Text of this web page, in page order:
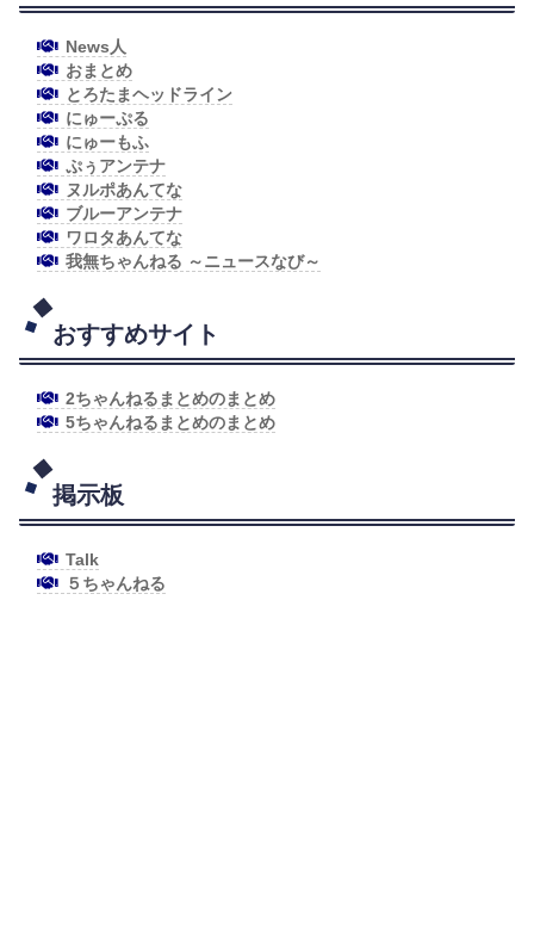
News人
おまとめ
とろたまヘッドライン
にゅーぷる
にゅーもふ
ぷぅアンテナ
ヌルポあんてな
ブルーアンテナ
ワロタあんてな
我無ちゃんねる ～ニュースなび～
おすすめサイト
2ちゃんねるまとめのまとめ
5ちゃんねるまとめのまとめ
掲示板
Talk
５ちゃんねる